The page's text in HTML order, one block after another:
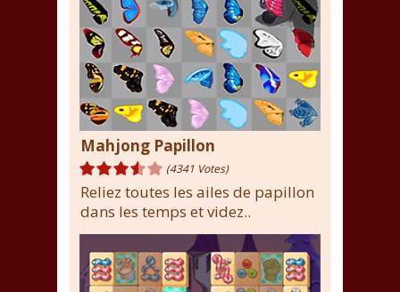
Mahjong Papillon
(4341 Votes)
Reliez toutes les ailes de papillon
dans les temps et videz..